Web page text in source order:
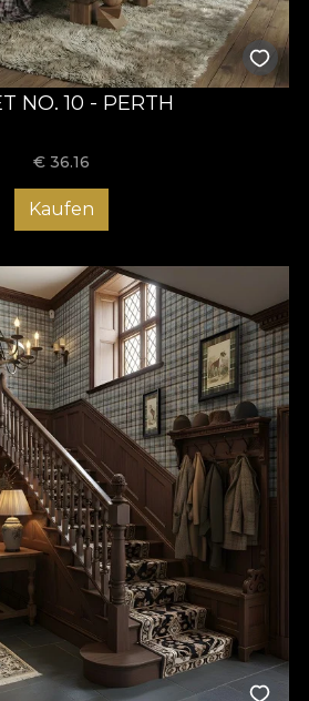
NO. 10 - PERTH
€ 36.16
Kaufen